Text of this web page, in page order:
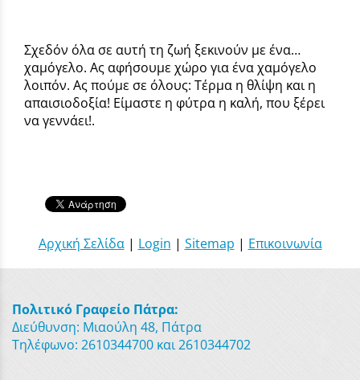
Σχεδόν όλα σε αυτή τη ζωή ξεκινούν με ένα…
χαμόγελο. Ας αφήσουμε χώρο για ένα χαμόγελο
λοιπόν. Ας πούμε σε όλους: Τέρμα η θλίψη και η
απαισιοδοξία! Είμαστε η φύτρα η καλή, που ξέρει
να γεννάει!.
Αρχική Σελίδα| Login | Sitemap | Επικοινωνία
Πολιτικό Γραφείο Πάτρα:
Διεύθυνση: Μιαούλη 48, Πάτρα
Τηλέφωνο: 2610344700 και 2610344702